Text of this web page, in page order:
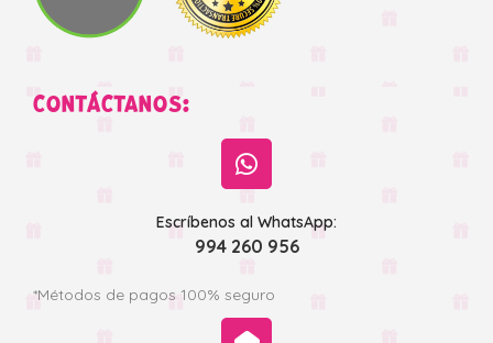
CONTÁCTANOS:
Escríbenos al WhatsApp:
994 260 956
*Métodos de pagos 100% seguro